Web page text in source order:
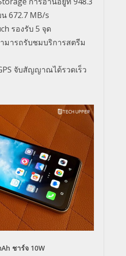
672.7 MB/s
รองรับ 5 จุด
มารถรับชมบริการสตรีม
จับสัญญาณได้รวดเร็ว
ชาร์จ 10W